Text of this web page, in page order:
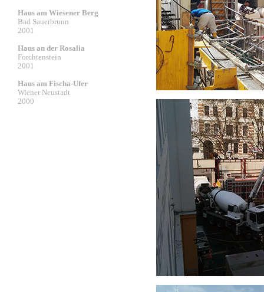
Haus am Wiesener Berg
Bad Sauerbrunn
2001
Haus an der Rosalia
Forchtenstein
2001
Haus am Fischa-Ufer
Wiener Neustadt
2000